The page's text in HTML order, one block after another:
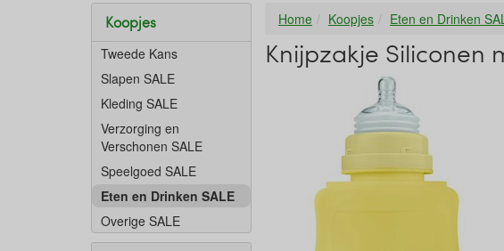
Koopjes
Tweede Kans
Slapen SALE
Kleding SALE
Verzorging en
Verschonen SALE
Speelgoed SALE
Eten en Drinken SALE
Overige SALE
Home Koopjes Eten en Drinken
Knijpzakje Siliconen